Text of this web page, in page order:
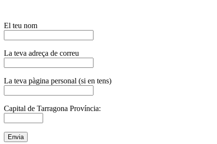
El teu nom
La teva adreça de correu
La teva pàgina personal (si en tens)
Capital de Tarragona Província: